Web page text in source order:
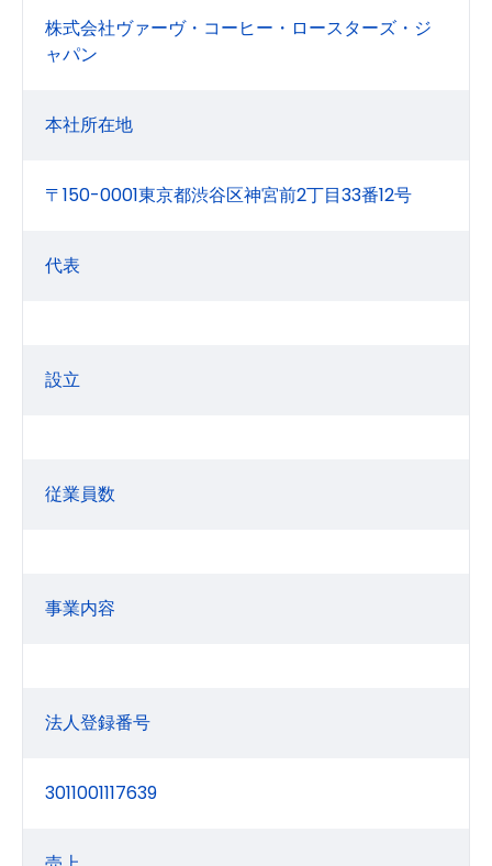
株式会社ヴァーヴ・コーヒー・ロースターズ・ジ
ャパン
本社所在地
〒150-0001東京都渋谷区神宮前2丁目33番12号
代表
設立
従業員数
事業内容
法人登録番号
3011001117639